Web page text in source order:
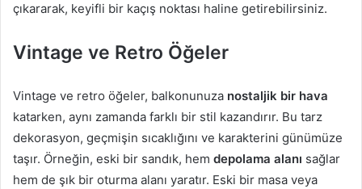
çıkararak, keyifli bir kaçış noktası haline getirebilirsiniz.
Vintage ve Retro Öğeler
Vintage ve retro öğeler, balkonunuza nostaljik bir hava
katarken, aynı zamanda farklı bir stil kazandırır. Bu tarz
dekorasyon, geçmişin sıcaklığını ve karakterini günümüze
taşır. Örneğin, eski bir sandık, hem depolama alanı sağlar
hem de şık bir oturma alanı yaratır. Eski bir masa veya